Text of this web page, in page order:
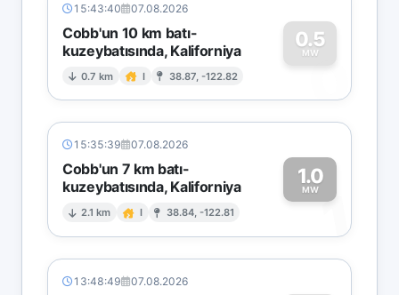
15:43:40 07.08.2026
Cobb'un 10 km batı-
kuzeybatısında, Kaliforniya
0.7 km I 38.87, -122.82
0.5
MW
0
15:35:39 07.08.2026
Cobb'un 7 km batı-
kuzeybatısında, Kaliforniya
2.1 km I 38.84, -122.81
1.0
MW1
13:48:49 07.08.2026